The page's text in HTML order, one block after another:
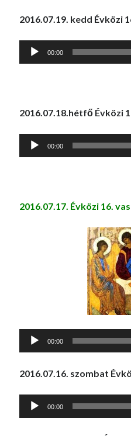
2016.07.19. kedd Évközi
Audió
00:00
2016.07.18.hétfő Évközi
Audió
00:00
2016.07.17. Évközi 16.
Audió
00:00
2016.07.16. szombat
Audió
00:00